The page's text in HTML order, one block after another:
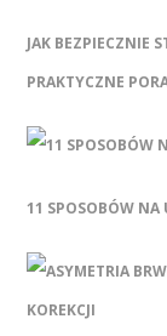
JAK BEZPIECZNIE
PRAKTYCZNE
11 SPOSOBÓW NA